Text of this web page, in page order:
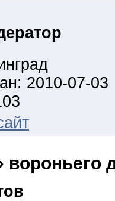
2010-07-03
вороньего